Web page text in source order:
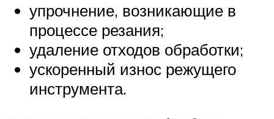
упрочнение, возникающие в
процессе резания;
удаление отходов обработки;
ускоренный износ режущего
инструмента.